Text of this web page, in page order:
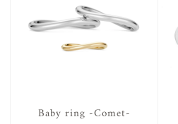
Baby ring -Comet-